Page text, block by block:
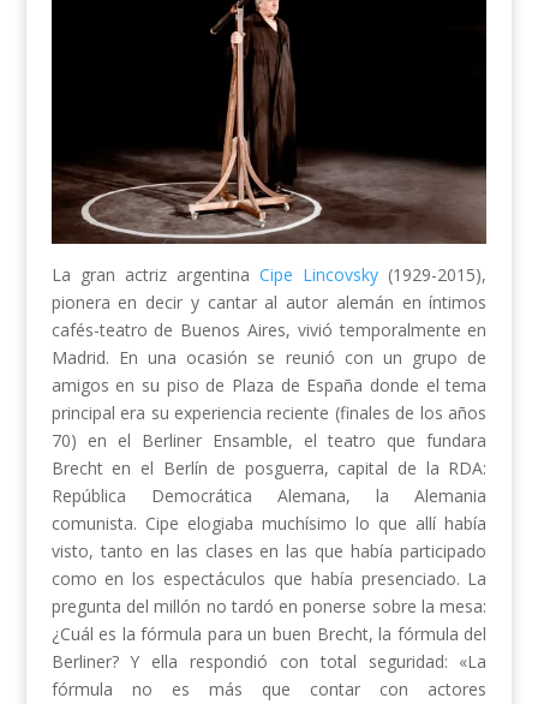
La gran actriz argentinaCipe Lincovsky (1929-2015),
pionera en decir y cantar al autor alemán en íntimos
cafés-teatro de Buenos Aires, vivió temporalmente en
Madrid. En una ocasión se reunió con un grupo de
amigos en su piso de Plaza de España donde el tema
principal era su experiencia reciente (finales de los años
70) en el Berliner Ensamble, el teatro que fundara
Brecht en el Berlín de posguerra, capital de la RDA:
República Democrática Alemana, la Alemania
comunista. Cipe elogiaba muchísimo lo que allí había
visto, tanto en las clases en las que había participado
como en los espectáculos que había presenciado. La
pregunta del millón no tardó en ponerse sobre la mesa:
¿Cuál es la fórmula para un buen Brecht, la fórmula del
Berliner? Y ella respondió con total seguridad: «La
fórmula no es más que contar con actores